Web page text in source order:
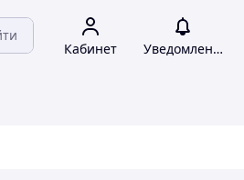
Кабинет Уведомления